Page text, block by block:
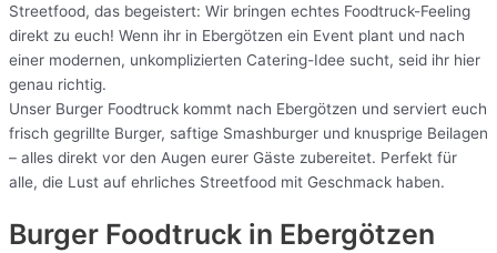
Streetfood, das begeistert: Wir bringen echtes Foodtruck-Feeling
direkt zu euch! Wenn ihr in Ebergötzen ein Event plant und nach
einer modernen, unkomplizierten Catering-Idee sucht, seid ihr hier
genau richtig.
Unser Burger Foodtruck kommt nach Ebergötzen und serviert euch
frisch gegrillte Burger, saftige Smashburger und knusprige Beilagen
– alles direkt vor den Augen eurer Gäste zubereitet. Perfekt für
alle, die Lust auf ehrliches Streetfood mit Geschmack haben.
Burger Foodtruck in Ebergötzen